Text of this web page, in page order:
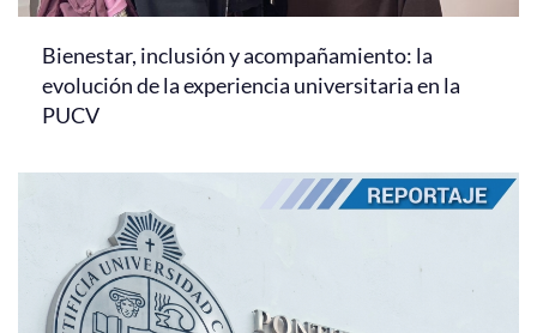
Bienestar, inclusión y acompañamiento: la
evolución de la experiencia universitaria en la
PUCV